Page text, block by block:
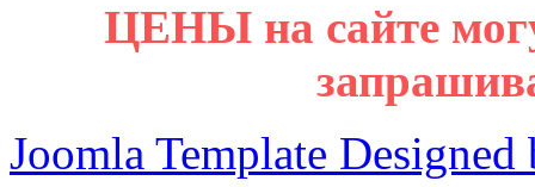
ЦЕНЫ на сайте
Joomla Template Designed